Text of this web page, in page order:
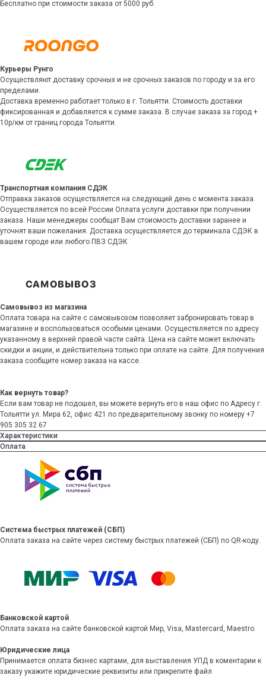
Бесплатно при стоимости заказа от 5000 руб.
Курьеры Рунго
Осуществляют доставку срочных и не срочных заказов по городу и за его
пределами.
Доставка временно работает только в г. Тольятти. Стоимость доставки
фиксированная и добавляется к сумме заказа. В случае заказа за город +
10р/км от границ города Тольятти.
Транспортная компания СДЭК
Отправка заказов осуществляется на следующий день с момента заказа.
Осуществляется по всей России Оплата услуги доставки при получении
заказа. Наши менеджеры сообщат Вам стоиомость доставки заранее и
уточнят ваши пожелания. Доставка осуществляется до терминала СДЭК в
вашем городе или любого ПВЗ СДЭК
Самовывоз из магазина
Оплата товара на сайте с самовывозом позволяет забронировать товар в
магазине и воспользоваться особыми ценами. Осуществляется по адресу
указанному в верхней правой части сайта. Цена на сайте может включать
скидки и акции, и действительна только при оплате на сайте. Для получения
заказа сообщите номер заказа на кассе.
Как вернуть товар?
Если вам товар не подошел, вы можете вернуть его в наш офис по Адресу г.
Тольятти ул. Мира 62, офис 421 по предварительному звонку по номеру +7
905 305 32 67
Характеристики
Оплата
Система быстрых платежей (СБП)
Оплата заказа на сайте через систему быстрых платежей (СБП) по QR-коду.
Банковской картой
Оплата заказа на сайте банковской картой Мир, Visa, Mastercard, Maestro.
Юридические лица
Принимается оплата бизнес картами, для выставления УПД в коментарии к
заказу укажите юридические реквизиты или прикрепите файл